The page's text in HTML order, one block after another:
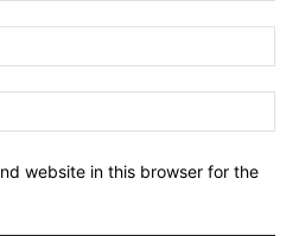
website in this browser for the